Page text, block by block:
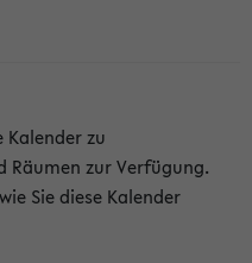
zu
Räumen zur Verfügung.
Sie diese Kalender